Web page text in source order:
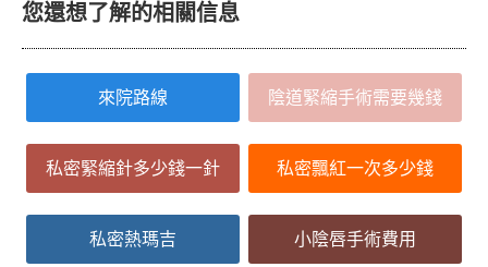
您還想了解的相關信息
來院路線 陰道緊縮手術需要幾錢
私密緊縮針多少錢一針 私密飄紅一次多少錢
私密熱瑪吉 小陰唇手術費用